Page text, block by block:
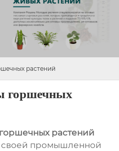
растений
горшечных
растений
своей промышленной